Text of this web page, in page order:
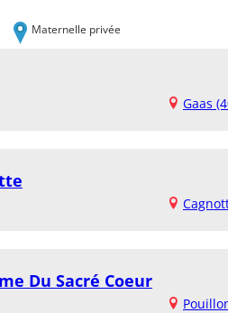
Maternelle privée
Gaas
Du Sacré Coeur